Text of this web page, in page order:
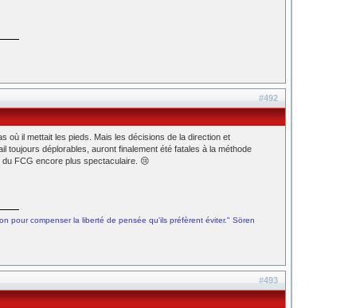
#492
où il mettait les pieds. Mais les décisions de la direction et
toujours déplorables, auront finalement été fatales à la méthode
FCG encore plus spectaculaire. 😢
pour compenser la liberté de pensée qu'ils préfèrent éviter." Sören
#493